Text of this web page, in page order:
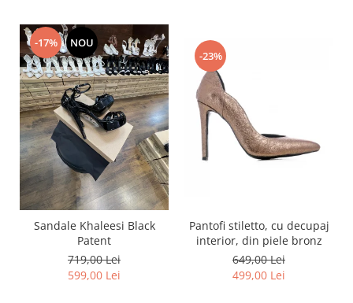
-17% NOU
Sandale Khaleesi Black
Patent
719,00 Lei
599,00 Lei
-23%
Pantofi stiletto, cu decupaj
interior, din piele bronz
649,00 Lei
499,00 Lei